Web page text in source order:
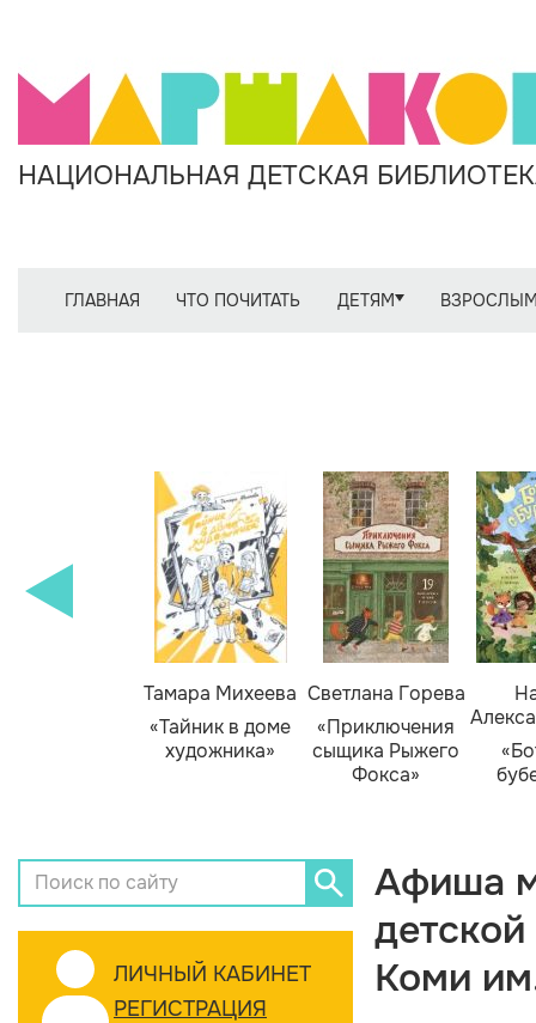
НАЦИОНАЛЬНАЯ ДЕТСКАЯ
ГЛАВНАЯ ЧТО ПОЧИТАТЬ ДЕТЯМ
Тамара Михеева
«Тайник в доме
художника»
Светлана Горева
«Приключения
сыщика Рыжего
Фокса»
ЛИЧНЫЙ КАБИНЕТ
РЕГИСТРАЦИЯ
Афиша
Коми